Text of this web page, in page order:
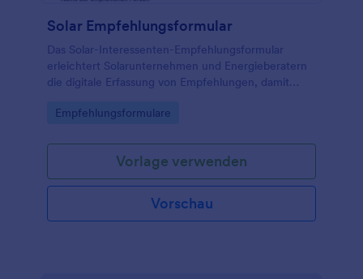
Solar Empfehlungsformular
Das Solar-Interessenten-Empfehlungsformular
erleichtert Solarunternehmen und Energieberatern
die digitale Erfassung von Empfehlungen, damit
zur Beratung eingeladen werden können.
Go to Category:
Empfehlungsformulare
Vorlage verwenden
Vorschau